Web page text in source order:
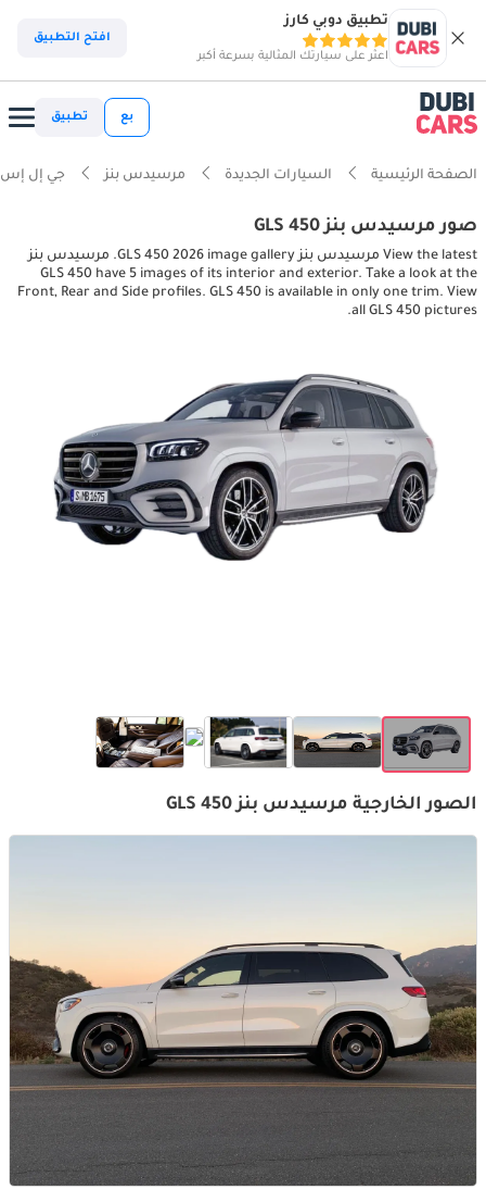
تطبيق دوبي كارز
اعثر على سيارتك المثالية بسرعة أكبر
افتح التطبيق
بع تطبيق
الصفحة الرئيسية السيارات الجديدة مرسيدس بنز جي إل إس
صور مرسيدس بنز GLS 450
View the latest مرسيدس بنز GLS 450 2026 image gallery. مرسيدس بنز
GLS 450 have 5 images of its interior and exterior. Take a look at the
Front, Rear and Side profiles. GLS 450 is available in only one trim. View
all GLS 450 pictures.
الصور الخارجية مرسيدس بنز GLS 450